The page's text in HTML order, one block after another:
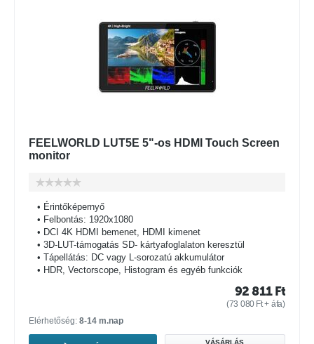
FEELWORLD LUT5E 5"-os HDMI Touch Screen
monitor
• Érintőképernyő
• Felbontás: 1920x1080
• DCI 4K HDMI bemenet, HDMI kimenet
• 3D-LUT-támogatás SD- kártyafoglalaton keresztül
• Tápellátás: DC vagy L-sorozatú akkumulátor
• HDR, Vectorscope, Histogram és egyéb funkciók
92 811 Ft
(73 080 Ft+ áfa)
Elérhetőség: 8-14 m.nap
VÁSÁRLÁS